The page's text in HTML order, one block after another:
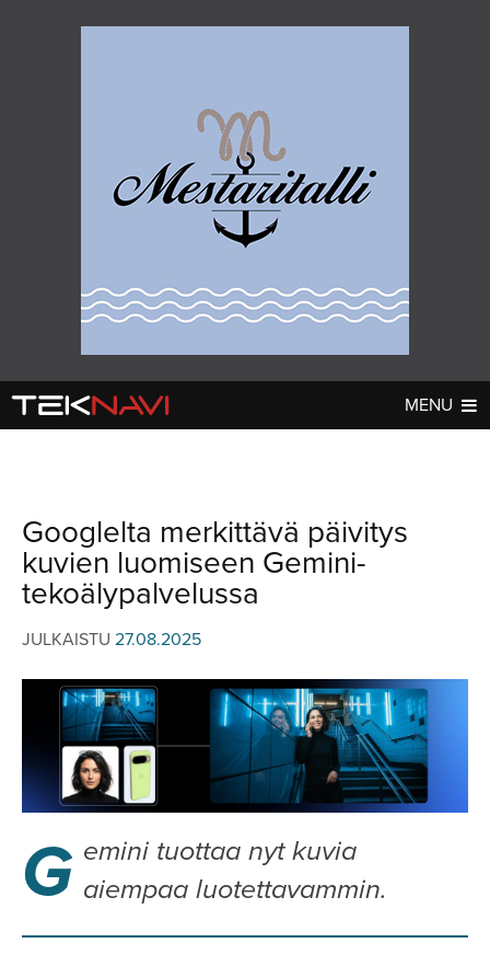
MENU
AJETUT
KOMMENTTI
HUHUT
TESTIT
KILPAILUT
TV-OHJELMA
HAKU
Googlelta merkittävä päivitys
kuvien luomiseen Gemini-
tekoälypalvelussa
JULKAISTU 27.08.2025
G emini tuottaa nyt kuvia
aiempaa luotettavammin.